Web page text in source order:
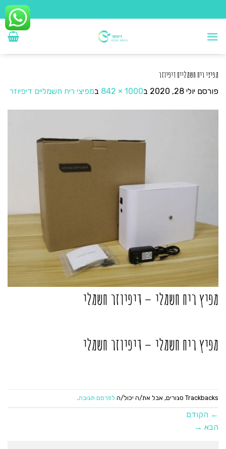
to
content
מפיצי ריח חשמליים דיפיוזר
פורסם יולי 28, 2020 ב1000 × 842 במפיצי ריח חשמליים דיפיוזר
מפיץ ריח חשמלי – דיפיוזר חשמלי
מפיץ ריח חשמלי – דיפיוזר חשמלי
Trackbacks סגורים, אבל את/ה יכול/ה לפרסם תגובה.
← הקודם
הבא →